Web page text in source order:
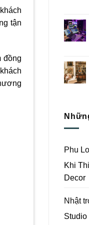
tận
đồng
Phu
Khi
Decor
Nhật
Studio